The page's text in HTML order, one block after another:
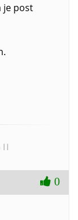
je post
||
0